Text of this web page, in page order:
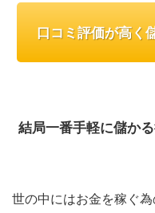
口コミ評価が高く
結局一番手軽に儲か
世の中にはお金を稼ぐ